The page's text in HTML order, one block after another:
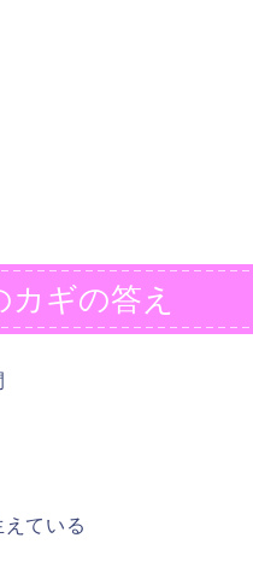
カギの答え
ている